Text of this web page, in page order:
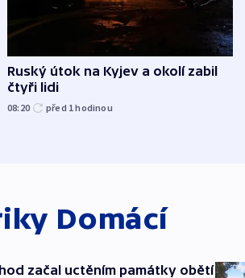
Ruský útok na Kyjev a okolí zabil
čtyři lidi
08:20 před 1hodinou
Domácí
začal uctěním památky obětí